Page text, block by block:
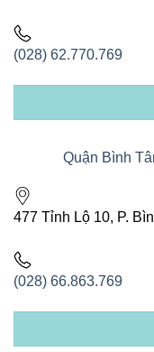
(028) 62.770.769
Quận Bình
477 Tỉnh Lộ 10, P.
(028) 66.863.769